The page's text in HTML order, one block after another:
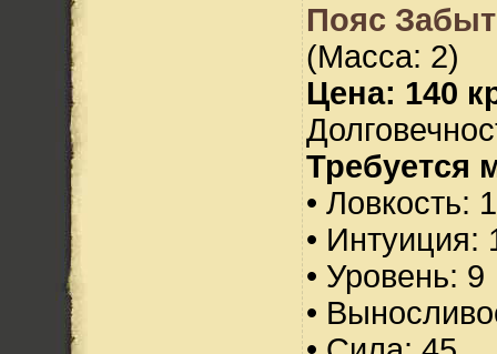
Пояс
(Масса: 2)
Цена: 140
Требуется
• Ловкость:
• Интуиция:
• Уровень: 9
•